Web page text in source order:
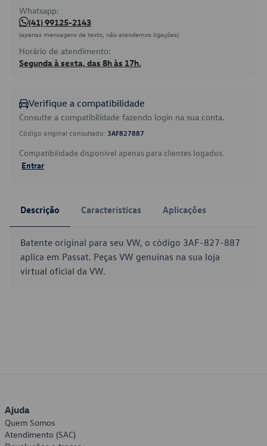
Whatsapp:
(41) 99125-2143
(apenas mensagens de texto, não atendemos ligações)
Horário de atendimento:
Segunda à sexta, das 8h às 17h.
Verifique a compatibilidade
Consulte a compatibilidade fazendo login na sua conta.
Código original consultado: 3AF827887
Compatibilidade disponível apenas para clientes logados.
Entrar
Descrição Características Aplicações
Batente original para seu VW, o código 3AF-827-887
aplica em Passat. Peças VW genuínas na sua loja
virtual oficial da VW.
Ajuda
Quem Somos
Atendimento (SAC)